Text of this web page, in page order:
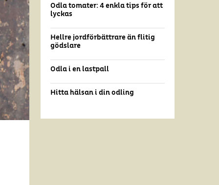
Odla tomater: 4 enkla tips för att
lyckas
Hellre jordförbättrare än flitig
gödslare
Odla i en lastpall
Hitta hälsan i din odling